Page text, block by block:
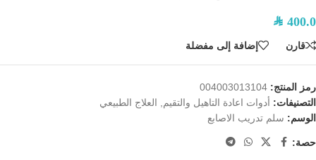
SAR 400.0
قارن إضافة إلى مفضلة
رمز المنتج: 004003013104
التصنيفات: أدوات اعادة التاهيل والتقيم
العلاج الطبيعي
الوسم: سلم تدريب الاصابع
حصة: